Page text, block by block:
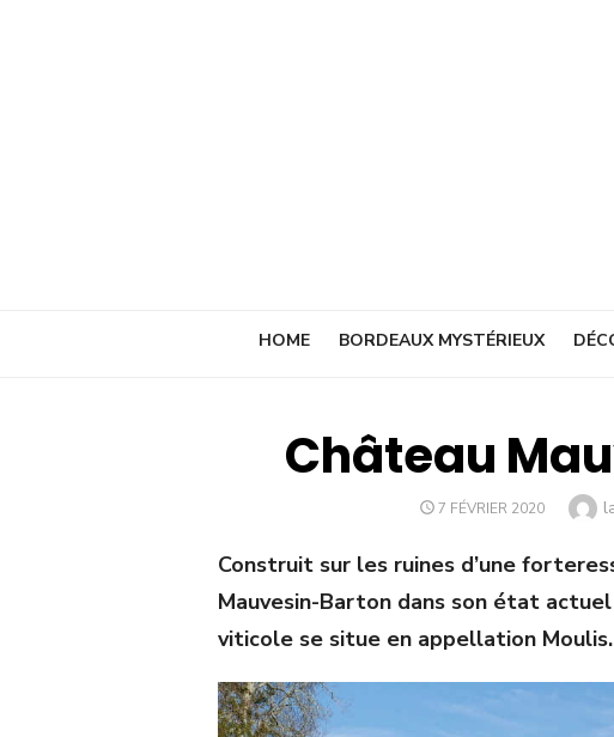
HOME BORDEAUX MYSTÉRIEUX
Château
POSTED
7 FÉVRIER 2020
Construit sur les ruines d’une
Mauvesin-Barton dans son état
viticole se situe en appellation Moulis.